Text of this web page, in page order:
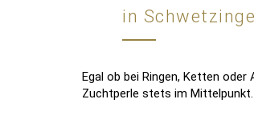
in
Egal ob bei Ringen, Ketten
Zuchtperle stets im Mittelpunkt.